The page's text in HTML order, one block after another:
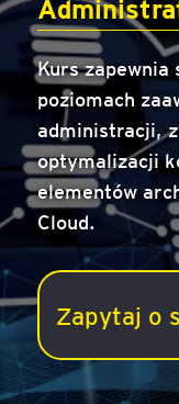
Kurs zapewnia
poziomach
administracji,
optymalizacji
elementów
Cloud.
Zapytaj o
AZ-104 Microsoft